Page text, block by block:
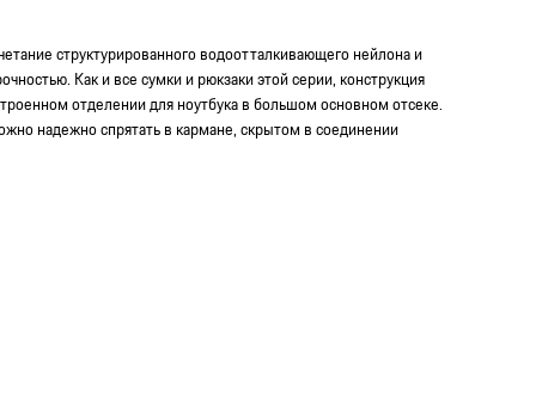
структурированного водоотталкивающего нейлона и
Как и все сумки и рюкзаки этой серии, конструкция
отделении для ноутбука в большом основном отсеке.
надежно спрятать в кармане, скрытом в соединении